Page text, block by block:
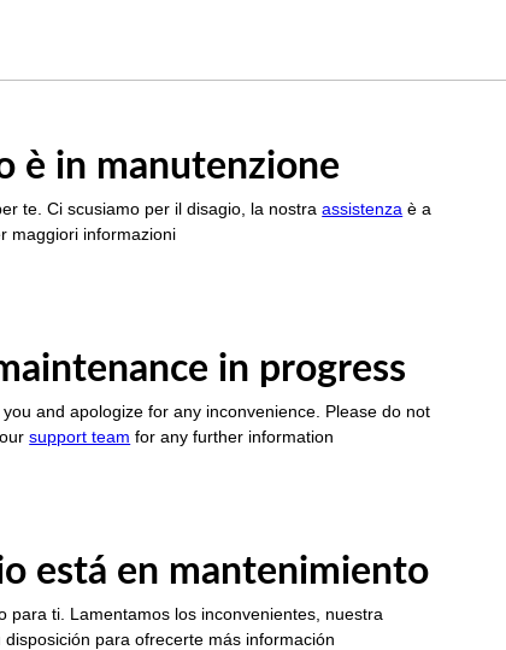
è in manutenzione
te. Ci scusiamo per il disagio, la nostraassistenza è a
maggiori informazioni
in progress
and apologize for any inconvenience. Please do not
oursupport team for any further information
está en mantenimiento
para ti. Lamentamos los inconvenientes, nuestra
disposición para ofrecerte más información